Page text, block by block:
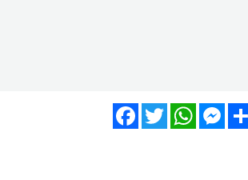
FacebookTwitter